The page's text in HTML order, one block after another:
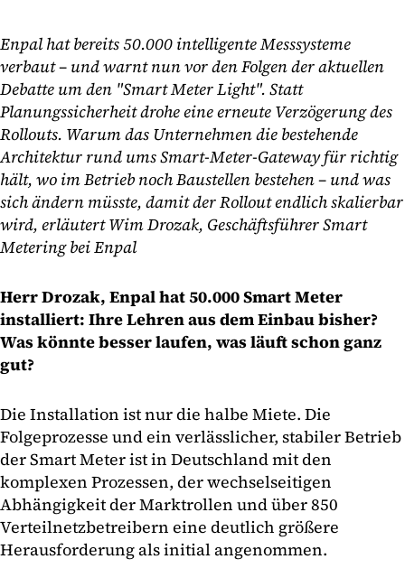
Enpal hat bereits 50.000 intelligente Messsysteme
verbaut – und warnt nun vor den Folgen der aktuellen
Debatte um den "Smart Meter Light". Statt
Planungssicherheit drohe eine erneute Verzögerung des
Rollouts. Warum das Unternehmen die bestehende
Architektur rund ums Smart-Meter-Gateway für richtig
hält, wo im Betrieb noch Baustellen bestehen – und was
sich ändern müsste, damit der Rollout endlich skalierbar
wird, erläutert Wim Drozak, Geschäftsführer Smart
Metering bei Enpal
Herr Drozak, Enpal hat 50.000 Smart Meter
installiert: Ihre Lehren aus dem Einbau bisher?
Was könnte besser laufen, was läuft schon ganz
gut?
Die Installation ist nur die halbe Miete. Die
Folgeprozesse und ein verlässlicher, stabiler Betrieb
der Smart Meter ist in Deutschland mit den
komplexen Prozessen, der wechselseitigen
Abhängigkeit der Marktrollen und über 850
Verteilnetzbetreibern eine deutlich größere
Herausforderung als initial angenommen.